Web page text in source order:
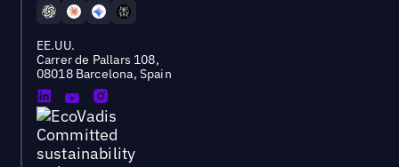
EE.UU.
Carrer de Pallars 108,
08018 Barcelona, Spain